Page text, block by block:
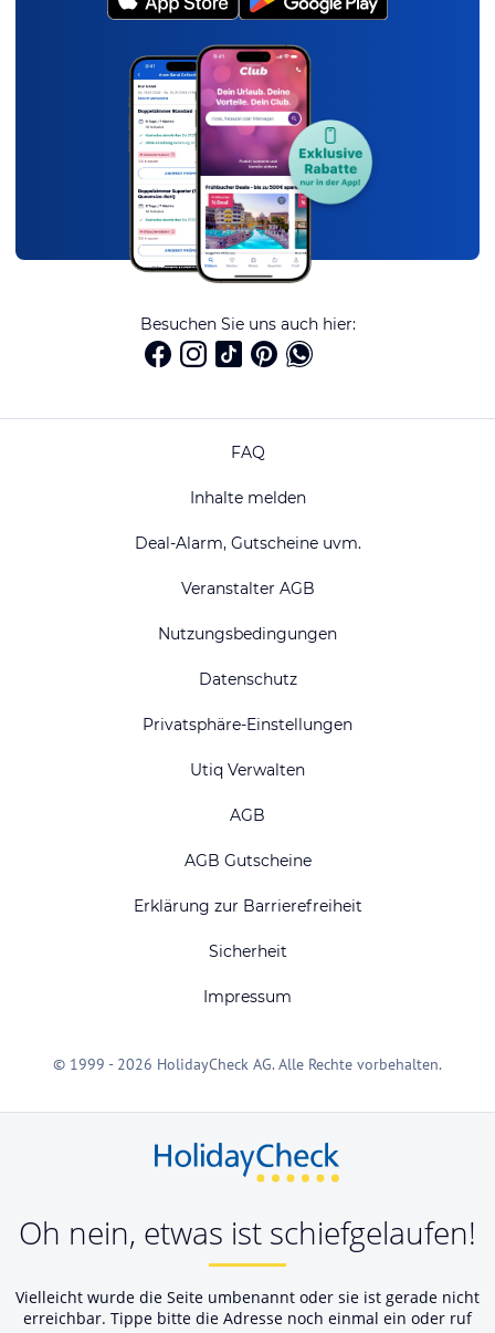
Besuchen Sie uns auch hier:
FAQ
Inhalte melden
Deal-Alarm, Gutscheine uvm.
Veranstalter AGB
Nutzungsbedingungen
Datenschutz
Privatsphäre-Einstellungen
Utiq Verwalten
AGB
AGB Gutscheine
Erklärung zur Barrierefreiheit
Sicherheit
Impressum
© 1999 - 2026 HolidayCheck AG. Alle Rechte vorbehalten.
Oh nein, etwas ist schiefgelaufen!
Vielleicht wurde die Seite umbenannt oder sie ist gerade nicht
erreichbar. Tippe bitte die Adresse noch einmal ein oder ruf